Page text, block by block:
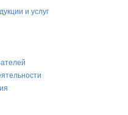
и услуг